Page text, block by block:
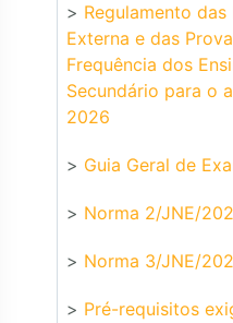
> Regulamento
Externa e das
Frequência dos
Secundário para o
2026
> Guia Geral de
> Norma 2/JNE/
> Norma 3/JNE/
> Pré-requisitos